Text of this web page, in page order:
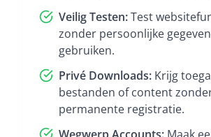
Veilig Testen:Test
zonder persoonlijke
gebruiken.
Privé Downloads: Krijg
bestanden of content
permanente registratie.